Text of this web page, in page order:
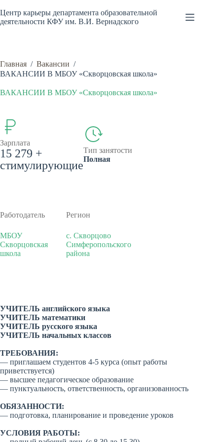
к
сути
Центр карьеры департамента образовательной
деятельности КФУ им. В.И. Вернадского
Главная / Вакансии /
ВАКАНСИИ В МБОУ «Скворцовская школа»
ВАКАНСИИ В МБОУ «Скворцовская школа»
Зарплата
15 279 +
стимулирующие
Тип занятости
Полная
Работодатель
МБОУ
Скворцовская
школа
Регион
с. Скворцово
Симферопольского
района
УЧИТЕЛЬ английского языка
УЧИТЕЛЬ математики
УЧИТЕЛЬ русского языка
УЧИТЕЛЬ начальных классов
ТРЕБОВАНИЯ:
— приглашаем студентов 4-5 курса (опыт работы
приветствуется)
— высшее педагогическое образование
— пунктуальность, ответственность, организованность
ОБЯЗАННОСТИ:
— подготовка, планирование и проведение уроков
УСЛОВИЯ РАБОТЫ: